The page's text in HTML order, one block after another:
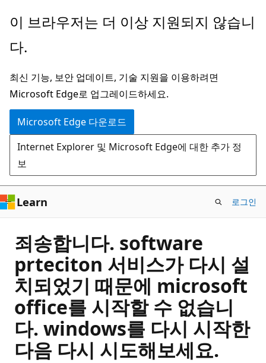
주
콘
츠
로
건
너
뛰
기
이 브라우저는 더 이상 지원되지 않습니
다.
최신 기능, 보안 업데이트, 기술 지원을 이용하려면
Microsoft Edge로 업그레이드하세요.
Microsoft Edge 다운로드
Internet Explorer 및 Microsoft Edge에 대한 추가 정
보
Learn 로그인
죄송합니다. software
prteciton 서비스가 다시 설
치되었기 때문에 microsoft
office를 시작할 수 없습니
다. windows를 다시 시작한
다음 다시 시도해보세요.